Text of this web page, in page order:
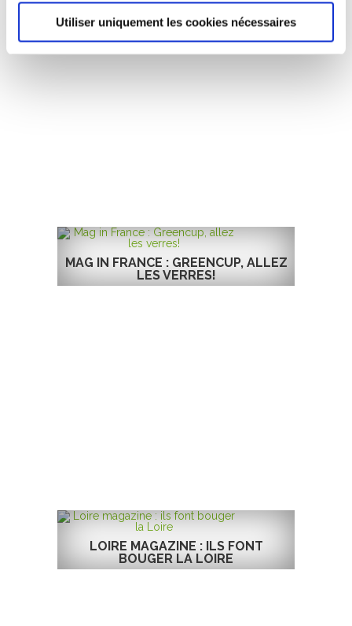
Utiliser uniquement les cookies nécessaires
MAG IN FRANCE : GREENCUP, ALLEZ
LES VERRES!
LOIRE MAGAZINE : ILS FONT
BOUGER LA LOIRE